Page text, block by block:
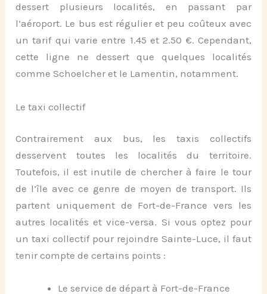
dessert plusieurs localités, en passant par
l’aéroport. Le bus est régulier et peu coûteux avec
un tarif qui varie entre 1.45 et 2.50 €. Cependant,
cette ligne ne dessert que quelques localités
comme Schoelcher et le Lamentin, notamment.
Le taxi collectif
Contrairement aux bus, les taxis collectifs
desservent toutes les localités du territoire.
Toutefois, il est inutile de chercher à faire le tour
de l’île avec ce genre de moyen de transport. Ils
partent uniquement de Fort-de-France vers les
autres localités et vice-versa. Si vous optez pour
un taxi collectif pour rejoindre Sainte-Luce, il faut
tenir compte de certains points :
Le service de départ à Fort-de-France